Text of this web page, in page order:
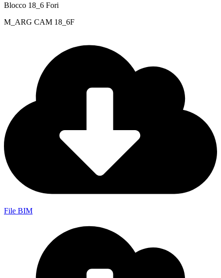
Blocco 18_6 Fori
M_ARG CAM 18_6F
File BIM